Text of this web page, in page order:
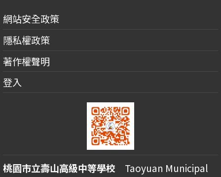
網站安全政策
隱私權政策
著作權聲明
登入
桃園市立壽山高級中等學校 Taoyuan Municipal